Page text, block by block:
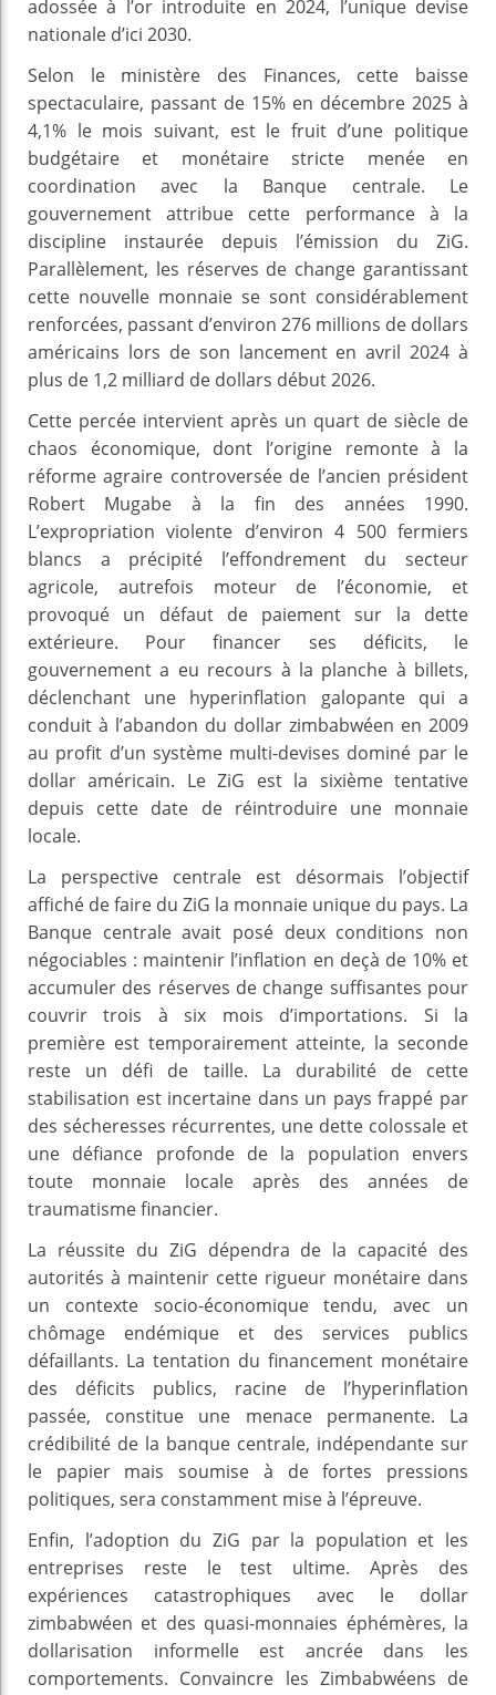
adossée à l’or introduite en 2024, l’unique devise
nationale d’ici 2030.
Selon le ministère des Finances, cette baisse
spectaculaire, passant de 15% en décembre 2025 à
4,1% le mois suivant, est le fruit d’une politique
budgétaire et monétaire stricte menée en
coordination avec la Banque centrale. Le
gouvernement attribue cette performance à la
discipline instaurée depuis l’émission du ZiG.
Parallèlement, les réserves de change garantissant
cette nouvelle monnaie se sont considérablement
renforcées, passant d’environ 276 millions de dollars
américains lors de son lancement en avril 2024 à
plus de 1,2 milliard de dollars début 2026.
Cette percée intervient après un quart de siècle de
chaos économique, dont l’origine remonte à la
réforme agraire controversée de l’ancien président
Robert Mugabe à la fin des années 1990.
L’expropriation violente d’environ 4 500 fermiers
blancs a précipité l’effondrement du secteur
agricole, autrefois moteur de l’économie, et
provoqué un défaut de paiement sur la dette
extérieure. Pour financer ses déficits, le
gouvernement a eu recours à la planche à billets,
déclenchant une hyperinflation galopante qui a
conduit à l’abandon du dollar zimbabwéen en 2009
au profit d’un système multi-devises dominé par le
dollar américain. Le ZiG est la sixième tentative
depuis cette date de réintroduire une monnaie
locale.
La perspective centrale est désormais l’objectif
affiché de faire du ZiG la monnaie unique du pays. La
Banque centrale avait posé deux conditions non
négociables : maintenir l’inflation en deçà de 10% et
accumuler des réserves de change suffisantes pour
couvrir trois à six mois d’importations. Si la
première est temporairement atteinte, la seconde
reste un défi de taille. La durabilité de cette
stabilisation est incertaine dans un pays frappé par
des sécheresses récurrentes, une dette colossale et
une défiance profonde de la population envers
toute monnaie locale après des années de
traumatisme financier.
La réussite du ZiG dépendra de la capacité des
autorités à maintenir cette rigueur monétaire dans
un contexte socio-économique tendu, avec un
chômage endémique et des services publics
défaillants. La tentation du financement monétaire
des déficits publics, racine de l’hyperinflation
passée, constitue une menace permanente. La
crédibilité de la banque centrale, indépendante sur
le papier mais soumise à de fortes pressions
politiques, sera constamment mise à l’épreuve.
Enfin, l’adoption du ZiG par la population et les
entreprises reste le test ultime. Après des
expériences catastrophiques avec le dollar
zimbabwéen et des quasi-monnaies éphémères, la
dollarisation informelle est ancrée dans les
comportements. Convaincre les Zimbabwéens de